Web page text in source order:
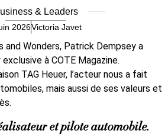
& Leaders
2026Victoria Javet
and Wonders, Patrick Dempsey a
à COTE Magazine.
TAG Heuer, l’acteur nous a fait
mais aussi de ses valeurs et
et pilote automobile.